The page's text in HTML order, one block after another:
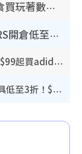
【8月生日優惠2026】全港85大食買玩著數攻略 自助餐/火鍋放題同行免費＋誠品/DONKI送現金券
開倉優惠｜銅鑼灣MICHAEL KORS開倉低至17折！直擊$500起買手袋/銀包/鞋款 必買經典Jet Set系列
開倉優惠｜馬拉松開倉低至3折！直擊$99起買adidas／New Balance／Puma鞋款 STANLEY保溫杯劈價至$119起
廚具優惠｜普樂氏/意美廚/Buffalo廚具低至3折！$89起買煎鍋／炒鑊／個人鍋 同場小家電激減至$99起